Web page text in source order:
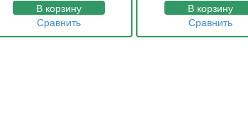
В корзину
Сравнить
В корзину
Сравнить